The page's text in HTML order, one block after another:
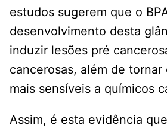
estudos sugerem que o
desenvolvimento desta
induzir lesões pré
cancerosas, além de tornar
mais sensíveis a químicos
Assim, é esta evidência